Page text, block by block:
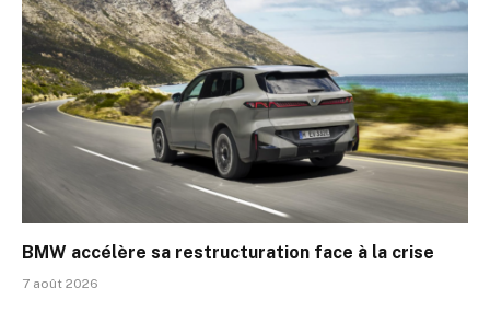
BMW accélère sa restructuration face à la crise
7 août 2026